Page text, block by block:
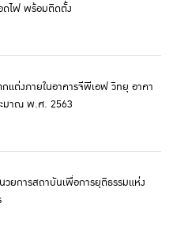
ดไฟ พร้อมติดตั้ง
แต่งภายในอาคารจีพีเอฟ วิทยุ อาคา
มาณ พ.ศ. 2563
ยการสถาบันเพื่อการยุติธรรมแห่ง